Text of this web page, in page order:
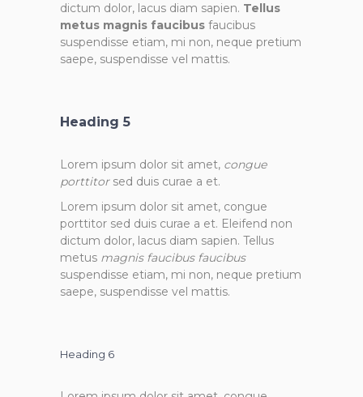
dictum dolor, lacus diam sapien. Tellus
metus magnis faucibus faucibus
suspendisse etiam, mi non, neque pretium
saepe, suspendisse vel mattis.
Heading 5
Lorem ipsum dolor sit amet, congue
porttitorsed duis curae a et.
Lorem ipsum dolor sit amet, congue
porttitor sed duis curae a et. Eleifend non
dictum dolor, lacus diam sapien. Tellus
metus magnis faucibus faucibus
suspendisse etiam, mi non, neque pretium
saepe, suspendisse vel mattis.
Heading 6